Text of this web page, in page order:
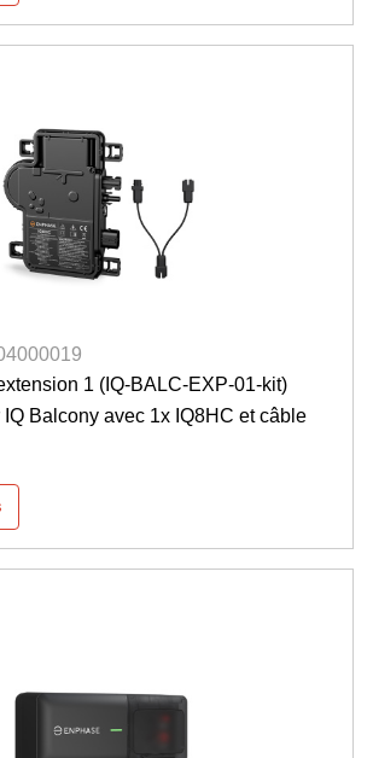
1 (IQ-BALC-EXP-01-kit)
Balcony avec 1x IQ8HC et câble